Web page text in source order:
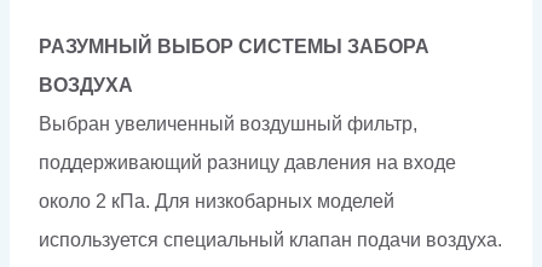
РАЗУМНЫЙ ВЫБОР СИСТЕМЫ ЗАБОРА
ВОЗДУХА
Выбран увеличенный воздушный фильтр,
поддерживающий разницу давления на входе
около 2 кПа. Для низкобарных моделей
используется специальный клапан подачи воздуха.